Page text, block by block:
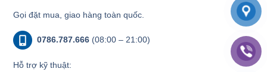
Gọi đặt mua, giao hàng toàn quốc.
0786.787.666 (08:00 – 21:00)
Hỗ trợ kỹ thuật: